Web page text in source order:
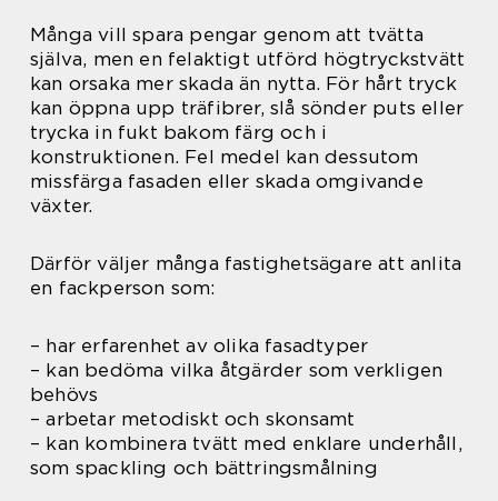
Många vill spara pengar genom att tvätta
själva, men en felaktigt utförd högtryckstvätt
kan orsaka mer skada än nytta. För hårt tryck
kan öppna upp träfibrer, slå sönder puts eller
trycka in fukt bakom färg och i
konstruktionen. Fel medel kan dessutom
missfärga fasaden eller skada omgivande
växter.
Därför väljer många fastighetsägare att anlita
en fackperson som:
– har erfarenhet av olika fasadtyper
– kan bedöma vilka åtgärder som verkligen
behövs
– arbetar metodiskt och skonsamt
– kan kombinera tvätt med enklare underhåll,
som spackling och bättringsmålning